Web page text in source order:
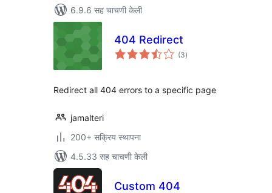
6.9.6 सह चाचणी केली
404 Redirect
(3एकूण
मूल्यांकन
)
Redirect all 404 errors to a specific page
jamalteri
200+ सक्रिय स्थापना
4.5.33 सह चाचणी केली
Custom 404